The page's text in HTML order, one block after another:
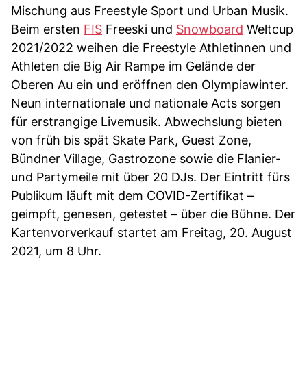
Mischung aus Freestyle Sport und Urban Musik.
Beim ersten FIS Freeski und Snowboard Weltcup
2021/2022 weihen die Freestyle Athletinnen und
Athleten die Big Air Rampe im Gelände der
Oberen Au ein und eröffnen den Olympiawinter.
Neun internationale und nationale Acts sorgen
für erstrangige Livemusik. Abwechslung bieten
von früh bis spät Skate Park, Guest Zone,
Bündner Village, Gastrozone sowie die Flanier-
und Partymeile mit über 20 DJs. Der Eintritt fürs
Publikum läuft mit dem COVID-Zertifikat –
geimpft, genesen, getestet – über die Bühne. Der
Kartenvorverkauf startet am Freitag, 20. August
2021, um 8 Uhr.